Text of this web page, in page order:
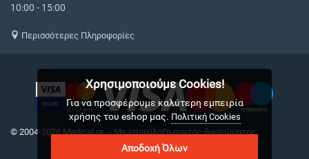
10:00 - 15:00
Περισσότερες Πληροφορίες
© 2004-2026 Medical.gr. - Με επιφύλαξη παντός δικαιώματος
Χρησιμοποιούμε Cookies!
Για να προσφέρουμε καλύτερη εμπειρία
χρήσης του eshop μας. Πολιτική Cookies
Αποδοχή Όλων